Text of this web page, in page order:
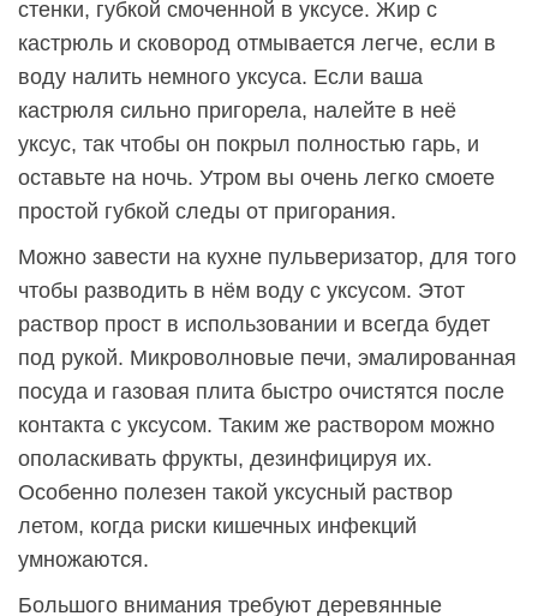
стенки, губкой смоченной в уксусе. Жир с
кастрюль и сковород отмывается легче, если в
воду налить немного уксуса. Если ваша
кастрюля сильно пригорела, налейте в неё
уксус, так чтобы он покрыл полностью гарь, и
оставьте на ночь. Утром вы очень легко смоете
простой губкой следы от пригорания.
Можно завести на кухне пульверизатор, для того
чтобы разводить в нём воду с уксусом. Этот
раствор прост в использовании и всегда будет
под рукой. Микроволновые печи, эмалированная
посуда и газовая плита быстро очистятся после
контакта с уксусом. Таким же раствором можно
ополаскивать фрукты, дезинфицируя их.
Особенно полезен такой уксусный раствор
летом, когда риски кишечных инфекций
умножаются.
Большого внимания требуют деревянные